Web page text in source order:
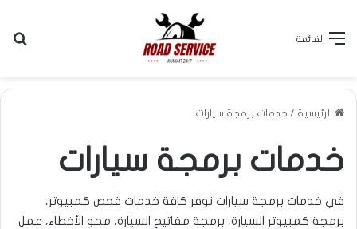
القائمة
الرئيسية / خدمات برمجة سيارات
خدمات برمجة سيارات
في خدمات برمجة سيارات نوفر كافة خدمات فحص كمبيوتر،
برمجة كمبيوتر السيارة، برمجة مفاتيح السيارة، محو الأخطاء، عمل